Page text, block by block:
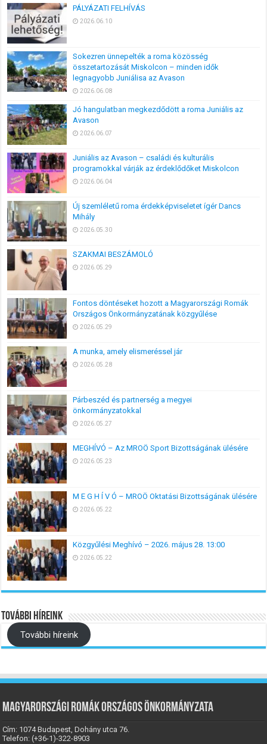
PÁLYÁZATI FELHÍVÁS
2026.06.10
Sokezren ünnepelték a roma közösség
összetartozását Miskolcon – minden idők
legnagyobb Juniálisa az Avason
2026.06.08
Jó hangulatban megkezdődött a roma Juniális az
Avason
2026.06.07
Juniális az Avason – családi és kulturális
programokkal várják az érdeklődőket Miskolcon
2026.06.04
Új szemléletű roma érdekképviseletet ígér Dancs
Mihály
2026.05.30
SZAKMAI BESZÁMOLÓ
2026.05.29
Fontos döntéseket hozott a Magyarországi Romák
Országos Önkormányzatának közgyűlése
2026.05.29
A munka, amely elismeréssel jár
2026.05.28
Párbeszéd és partnerség a megyei
önkormányzatokkal
2026.05.27
MEGHÍVÓ – Az MROÖ Sport Bizottságának ülésére
2026.05.23
M E G H Í V Ó – MROÖ Oktatási Bizottságának ülésére
2026.05.22
Közgyűlési Meghívó – 2026. május 28. 13:00
2026.05.22
További híreink
További híreink
Magyarországi Romák Országos Önkormányzata
Cím: 1074 Budapest, Dohány utca 76.
Telefon: (+36-1)-322-8903